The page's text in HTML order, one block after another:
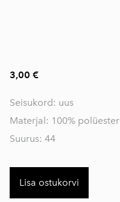
3,00 €
Seisukord: uus
Materjal: 100% polüester
Suurus: 44
Lisa ostukorvi